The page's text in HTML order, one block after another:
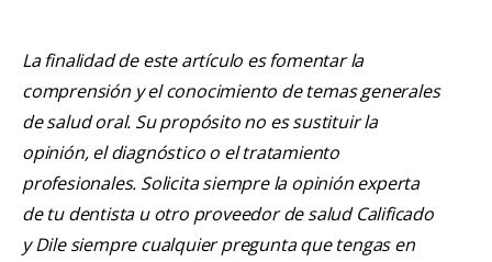
La finalidad de este artículo es fomentar la
comprensión y el conocimiento de temas generales
de salud oral. Su propósito no es sustituir la
opinión, el diagnóstico o el tratamiento
profesionales. Solicita siempre la opinión experta
de tu dentista u otro proveedor de salud Calificado
y Dile siempre cualquier pregunta que tengas en